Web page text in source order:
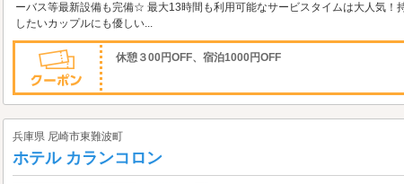
ーバス等最新設備も完備☆ 最大13時間も利用可能なサービスタイムは大人気！
したいカップルにも優しい...
休憩３00円OFF、宿泊1000円OFF
兵庫県 尼崎市東難波町
ホテル カランコロン